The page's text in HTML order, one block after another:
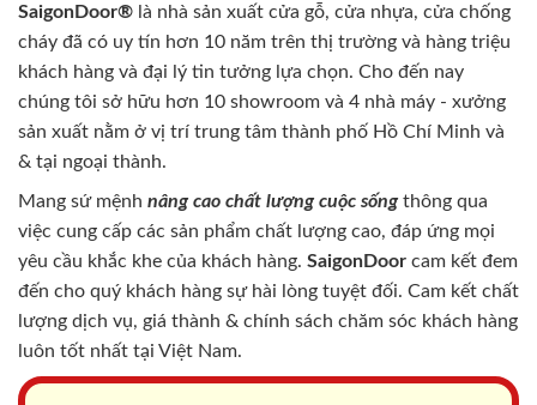
SaigonDoor® là nhà sản xuất cửa gỗ, cửa nhựa, cửa chống
cháy đã có uy tín hơn 10 năm trên thị trường và hàng triệu
khách hàng và đại lý tin tưởng lựa chọn. Cho đến nay
chúng tôi sở hữu hơn 10 showroom và 4 nhà máy - xưởng
sản xuất nằm ở vị trí trung tâm thành phố Hồ Chí Minh và
& tại ngoại thành.
Mang sứ mệnh nâng cao chất lượng cuộc sốngthông qua
việc cung cấp các sản phẩm chất lượng cao, đáp ứng mọi
yêu cầu khắc khe của khách hàng. SaigonDoor cam kết đem
đến cho quý khách hàng sự hài lòng tuyệt đối. Cam kết chất
lượng dịch vụ, giá thành & chính sách chăm sóc khách hàng
luôn tốt nhất tại Việt Nam.